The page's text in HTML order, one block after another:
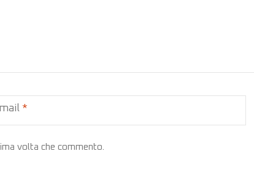
*
volta che commento.